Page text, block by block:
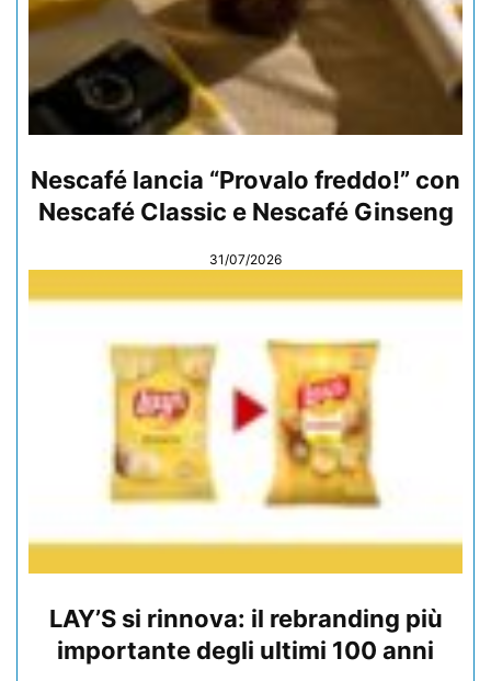
Nescafé lancia “Provalo freddo!” con
Nescafé Classic e Nescafé Ginseng
31/07/2026
LAY’S si rinnova: il rebranding più
importante degli ultimi 100 anni